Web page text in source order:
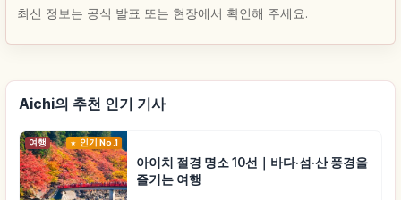
최신 정보는 공식 발표 또는 현장에서 확인해 주세요.
Aichi의 추천 인기 기사
여행 인기 No.1
아이치 절경 명소 10선｜바다·섬·산 풍경을
즐기는 여행